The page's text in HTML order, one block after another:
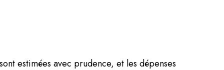
estimées avec prudence, et les dépenses